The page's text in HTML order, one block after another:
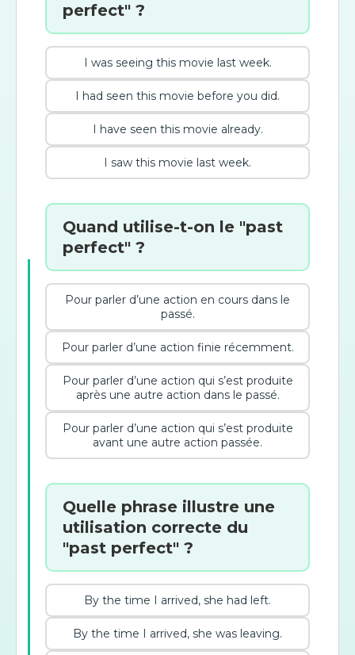
perfect" ?
I was seeing this movie last week.
I had seen this movie before you did.
I have seen this movie already.
I saw this movie last week.
Quand utilise-t-on le "past
perfect" ?
Pour parler d’une action en cours dans le
passé.
Pour parler d’une action finie récemment.
Pour parler d’une action qui s’est produite
après une autre action dans le passé.
Pour parler d’une action qui s’est produite
avant une autre action passée.
Quelle phrase illustre une
utilisation correcte du
"past perfect" ?
By the time I arrived, she had left.
By the time I arrived, she was leaving.